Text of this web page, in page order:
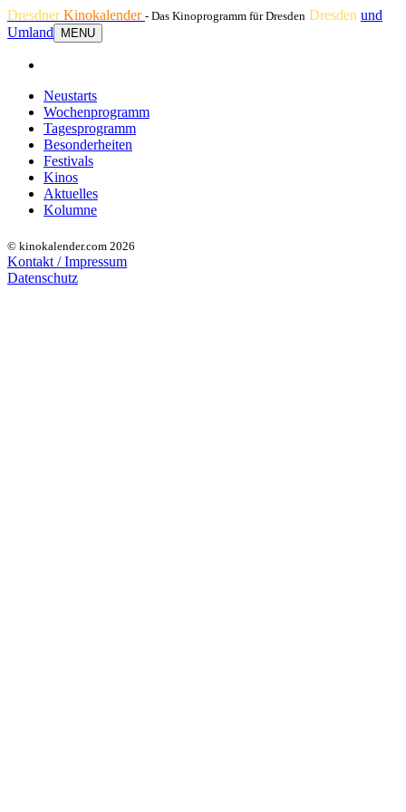
DresdnerKinokalender - Das Kinoprogramm für Dresden Dresden und
Umland
MENU
Neustarts
Wochenprogramm
Tagesprogramm
Besonderheiten
Festivals
Kinos
Aktuelles
Kolumne
© kinokalender.com 2026
Kontakt / Impressum
Datenschutz